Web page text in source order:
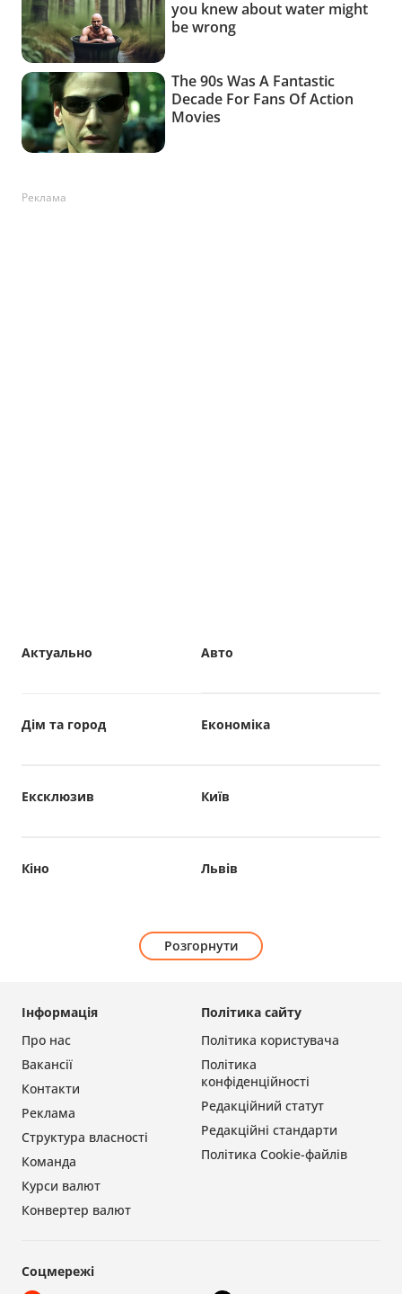
Реклама
Авто
Актуально
Дім та город Економіка
Ексклюзив Київ
Кіно Львів
Розгорнути
Політика сайту
Політика користувача
Політика
конфіденційності
Редакційний статут
Редакційні стандарти
Політика Cookie-файлів
Інформація
Про нас
Вакансії
Контакти
Реклама
Структура власності
Команда
Курси валют
Конвертер валют
Соцмережі